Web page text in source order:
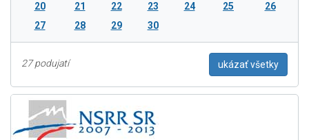
20
21 22 23 24 25
26
27
28 29 30
27 podujatí ukázať všetky